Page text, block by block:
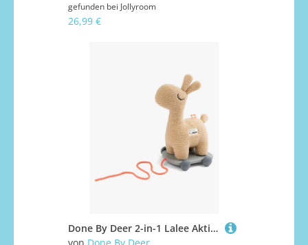
gefunden bei Jollyroom
26,99 €
Done By Deer 2-in-1 Lalee Aktivitätsspielzeug, Sand, Babyspielzeug